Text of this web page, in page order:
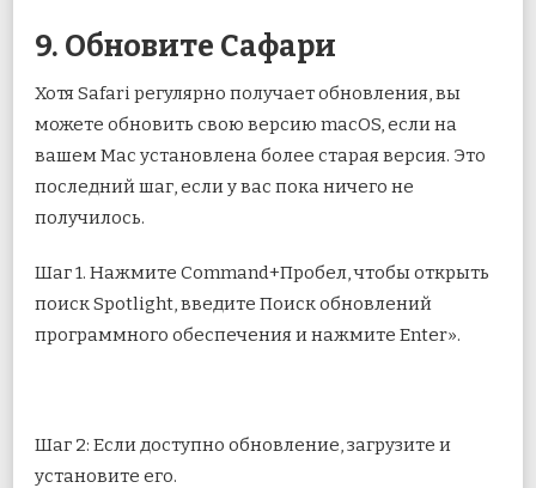
9. Обновите Сафари
Хотя Safari регулярно получает обновления, вы
можете обновить свою версию macOS, если на
вашем Mac установлена ​​более старая версия. Это
последний шаг, если у вас пока ничего не
получилось.
Шаг 1. Нажмите Command+Пробел, чтобы открыть
поиск Spotlight, введите Поиск обновлений
программного обеспечения и нажмите Enter».
Шаг 2: Если доступно обновление, загрузите и
установите его.